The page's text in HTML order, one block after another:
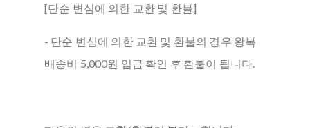
[단순 변심에 의한 교환 및 환불]
- 단순 변심에 의한 교환 및 환불의 경우 왕복
배송비 5,000원 입금 확인 후 환불이 됩니다.